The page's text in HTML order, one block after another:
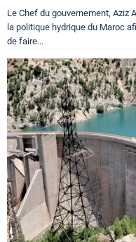
Le Chef du gouvernement, Aziz
la politique hydrique du Maroc
de faire...